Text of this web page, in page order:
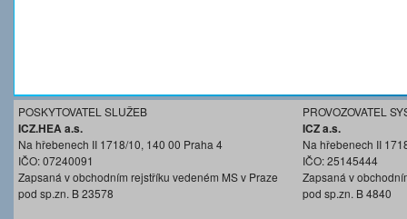
POSKYTOVATEL SLUŽEB
ICZ.HEA a.s.
Na hřebenech II 1718/10, 140 00 Praha 4
IČO: 07240091
Zapsaná v obchodním rejstříku vedeném MS v Praze
pod sp.zn. B 23578
PROVOZOVATEL
ICZ a.s.
Na hřebenech II
IČO: 25145444
Zapsaná v
pod sp.zn. B 4840